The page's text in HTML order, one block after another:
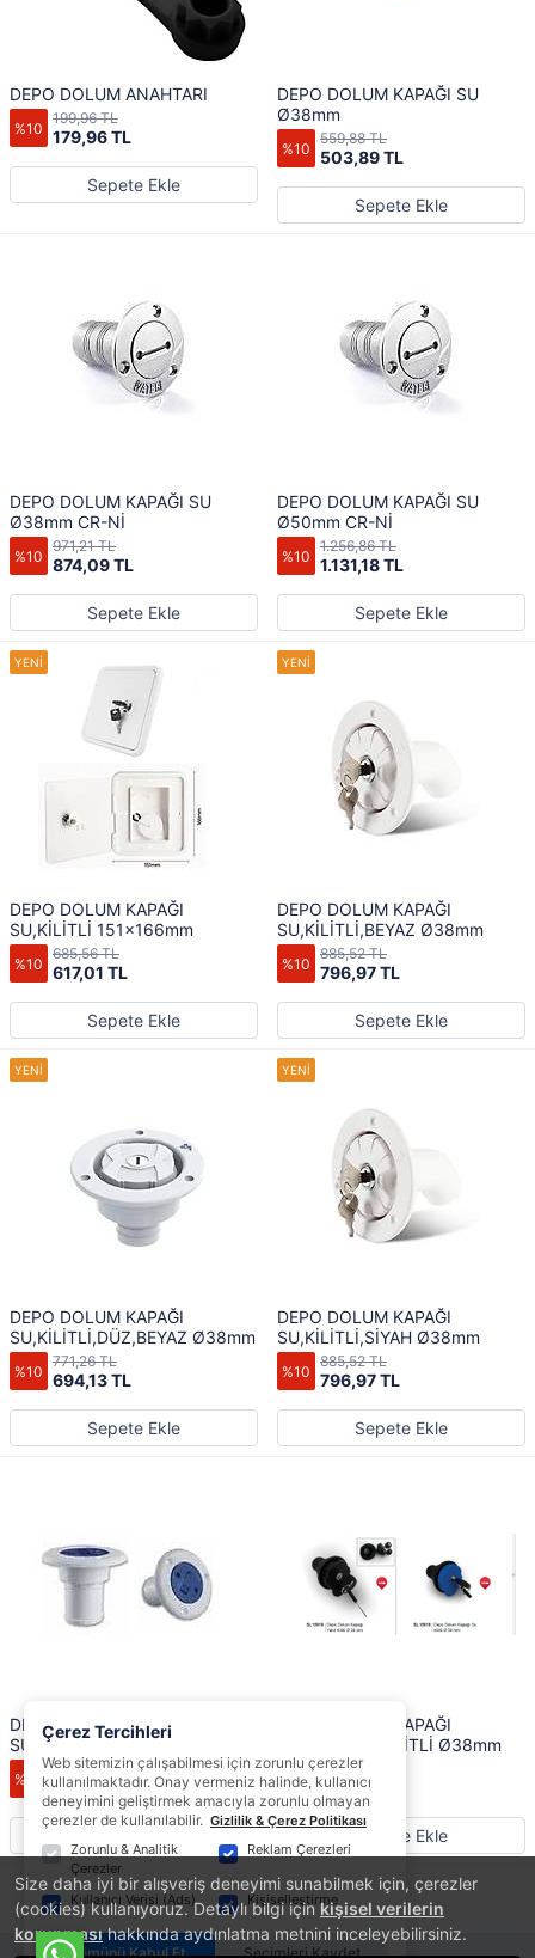
Size daha iyi bir alışveriş deneyimi sunabilmek için, çerezler
(cookies) kullanıyoruz. Detaylı bilgi içinkişisel verilerin
korunmasıhakkında aydınlatma metnini inceleyebilirsiniz.
DEPO DOLUM ANAHTARI
%10 179,96 TL
199,96 TL
Sepete Ekle
DEPO DOLUM KAPAĞI SU
Ø38mm
%10 503,89 TL
559,88 TL
Sepete Ekle
DEPO DOLUM KAPAĞI SU
Ø38mm CR-Nİ
%10 874,09 TL
971,21 TL
Sepete Ekle
DEPO DOLUM KAPAĞI SU
Ø50mm CR-Nİ
%10 1.131,18 TL
1.256,86 TL
Sepete Ekle
DEPO DOLUM KAPAĞI
SU,KİLİTLİ 151x166mm
%10 617,01 TL
685,56 TL
Sepete Ekle
DEPO DOLUM KAPAĞI
SU,KİLİTLİ,BEYAZ Ø38mm
%10 796,97 TL
885,52 TL
Sepete Ekle
DEPO DOLUM KAPAĞI
SU,KİLİTLİ,DÜZ,BEYAZ Ø38mm
%10 694,13 TL
771,26 TL
Sepete Ekle
DEPO DOLUM KAPAĞI
SU,KİLİTLİ,SİYAH Ø38mm
%10 796,97 TL
885,52 TL
Sepete Ekle
DEPO DOLUM KAPAĞI
SU,PLASTİK Ø38mm
%10 354,78 TL
394,20 TL
DEPO DOLUM KAPAĞI
SU,PLASTİK,KİLİTLİ Ø38mm
%10 822,67 TL
914,08 TL
Sepete Ekle
1 2 3 4 5 6
Çerez Tercihleri
Web sitemizin çalışabilmesi için zorunlu çerezler
kullanılmaktadır. Onay vermeniz halinde, kullanıcı
deneyimini geliştirmek amacıyla zorunlu olmayan
çerezler de kullanılabilir. Gizlilik & Çerez Politikası
Zorunlu & Analitik
Çerezler
Reklam Çerezleri
Kullanıcı Verisi (Ads) Kişiselleştirme
Tümünü Kabul Et Seçimleri Kaydet